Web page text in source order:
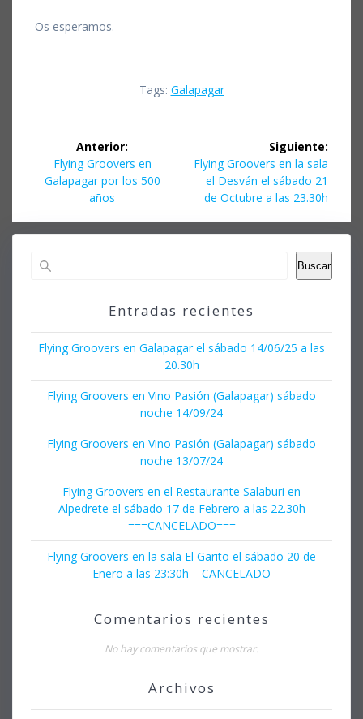
Os esperamos.
Tags: Galapagar
Navegación
de
entradas
Anterior:
Entrada
anterior:
Flying Groovers en
Galapagar por los 500
años
Siguiente:
Siguiente
entrada:
Flying Groovers en la sala
el Desván el sábado 21
de Octubre a las 23.30h
Buscar
Entradas recientes
Flying Groovers en Galapagar el sábado 14/06/25 a las
20.30h
Flying Groovers en Vino Pasión (Galapagar) sábado
noche 14/09/24
Flying Groovers en Vino Pasión (Galapagar) sábado
noche 13/07/24
Flying Groovers en el Restaurante Salaburi en
Alpedrete el sábado 17 de Febrero a las 22.30h
===CANCELADO===
Flying Groovers en la sala El Garito el sábado 20 de
Enero a las 23:30h – CANCELADO
Comentarios recientes
No hay comentarios que mostrar.
Archivos